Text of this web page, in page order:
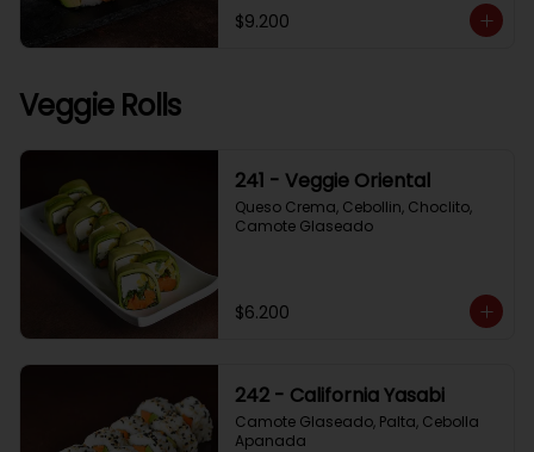
$9.200
Veggie Rolls
241 - Veggie Oriental
Queso Crema, Cebollin, Choclito,
Camote Glaseado
$6.200
242 - California Yasabi
Camote Glaseado, Palta, Cebolla
Apanada